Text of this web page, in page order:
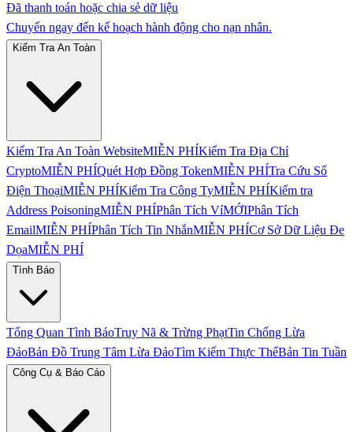
Đã thanh toán hoặc chia sẻ dữ liệu
Chuyển ngay đến kế hoạch hành động cho nạn nhân.
Kiểm Tra An Toàn
Kiểm Tra An Toàn WebsiteMIỄN PHÍKiểm Tra Địa Chỉ
CryptoMIỄN PHÍQuét Hợp Đồng TokenMIỄN PHÍTra Cứu Số
Điện ThoạiMIỄN PHÍKiểm Tra Công TyMIỄN PHÍKiểm tra
Address PoisoningMIỄN PHÍPhân Tích VíMỚIPhân Tích
EmailMIỄN PHÍPhân Tích Tin NhắnMIỄN PHÍCơ Sở Dữ Liệu Đe
DọaMIỄN PHÍ
Tình Báo
Tổng Quan Tình BáoTruy Nã & Trừng PhạtTin Chống Lừa
ĐảoBản Đồ Trung Tâm Lừa ĐảoTìm Kiếm Thực ThểBản Tin Tuần
Công Cụ & Báo Cáo